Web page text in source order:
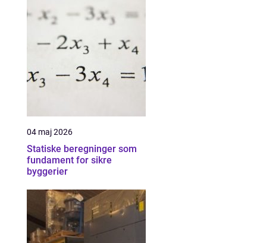
04 maj 2026
Statiske beregninger som
fundament for sikre
byggerier